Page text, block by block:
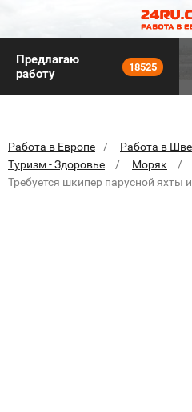
Предлагаю
работу
18525
Работа в Европе
Работа в
Туризм - Здоровье
Моряк
Требуется шкипер парусной